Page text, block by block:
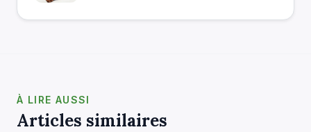
À LIRE AUSSI
Articles similaires